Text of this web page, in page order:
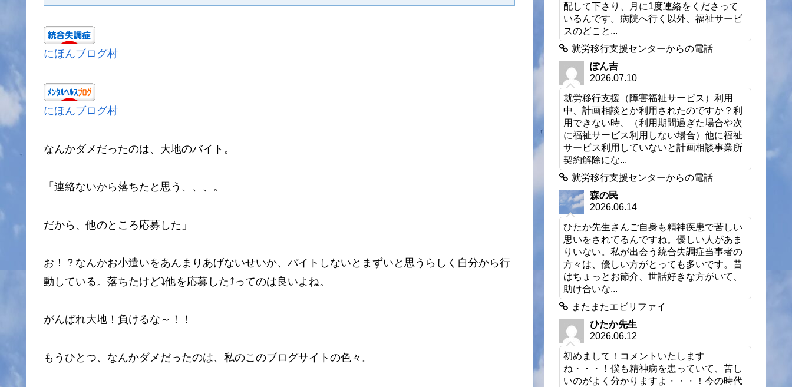
にほんブログ村
にほんブログ村
なんかダメだったのは、大地のバイト。
「連絡ないから落ちたと思う、、、。
だから、他のところ応募した」
お！？なんかお小遣いをあんまりあげないせいか、バイトしないとまずいと思うらしく自分から行
動している。落ちたけど⤵他を応募した⤴ってのは良いよね。
がんばれ大地！負けるな～！！
もうひとつ、なんかダメだったのは、私のこのブログサイトの色々。
配して下さり、月に1度連絡をくださって
いるんです。病院へ行く以外、福祉サービ
スのどこと...
就労移行支援センターからの電話
ぽん吉
2026.07.10
就労移行支援（障害福祉サービス）利用
中、計画相談とか利用されたのですか？利
用できない時、（利用期間過ぎた場合や次
に福祉サービス利用しない場合）他に福祉
サービス利用していないと計画相談事業所
契約解除にな...
就労移行支援センターからの電話
森の民
2026.06.14
ひたか先生さんご自身も精神疾患で苦しい
思いをされてるんですね。優しい人があま
りいない。私が出会う統合失調症当事者の
方々は、優しい方がとっても多いです。昔
はちょっとお節介、世話好きな方がいて、
助け合いな...
またまたエビリファイ
ひたか先生
2026.06.12
初めまして！コメントいたします
ね・・・！僕も精神病を患っていて、苦し
いのがよく分かりますよ・・・！今の時代